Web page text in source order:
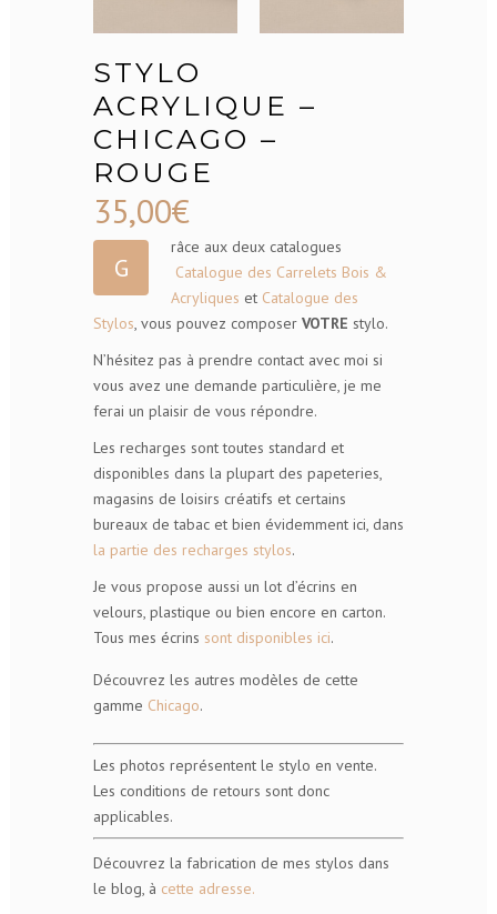
STYLO
ACRYLIQUE –
CHICAGO –
ROUGE
35,00€
G
râce aux deux catalogues
Catalogue des Carrelets Bois &
Acryliques et Catalogue des
Stylos, vous pouvez composer VOTRE stylo.
N’hésitez pas à prendre contact avec moi si
vous avez une demande particulière, je me
ferai un plaisir de vous répondre.
Les recharges sont toutes standard et
disponibles dans la plupart des papeteries,
magasins de loisirs créatifs et certains
bureaux de tabac et bien évidemment ici, dans
la partie des recharges stylos.
Je vous propose aussi un lot d’écrins en
velours, plastique ou bien encore en carton.
Tous mes écrins sont disponibles ici.
Découvrez les autres modèles de cette
gamme Chicago.
Les photos représentent le stylo en vente.
Les conditions de retours sont donc
applicables.
Découvrez la fabrication de mes stylos dans
le blog, à cette adresse.